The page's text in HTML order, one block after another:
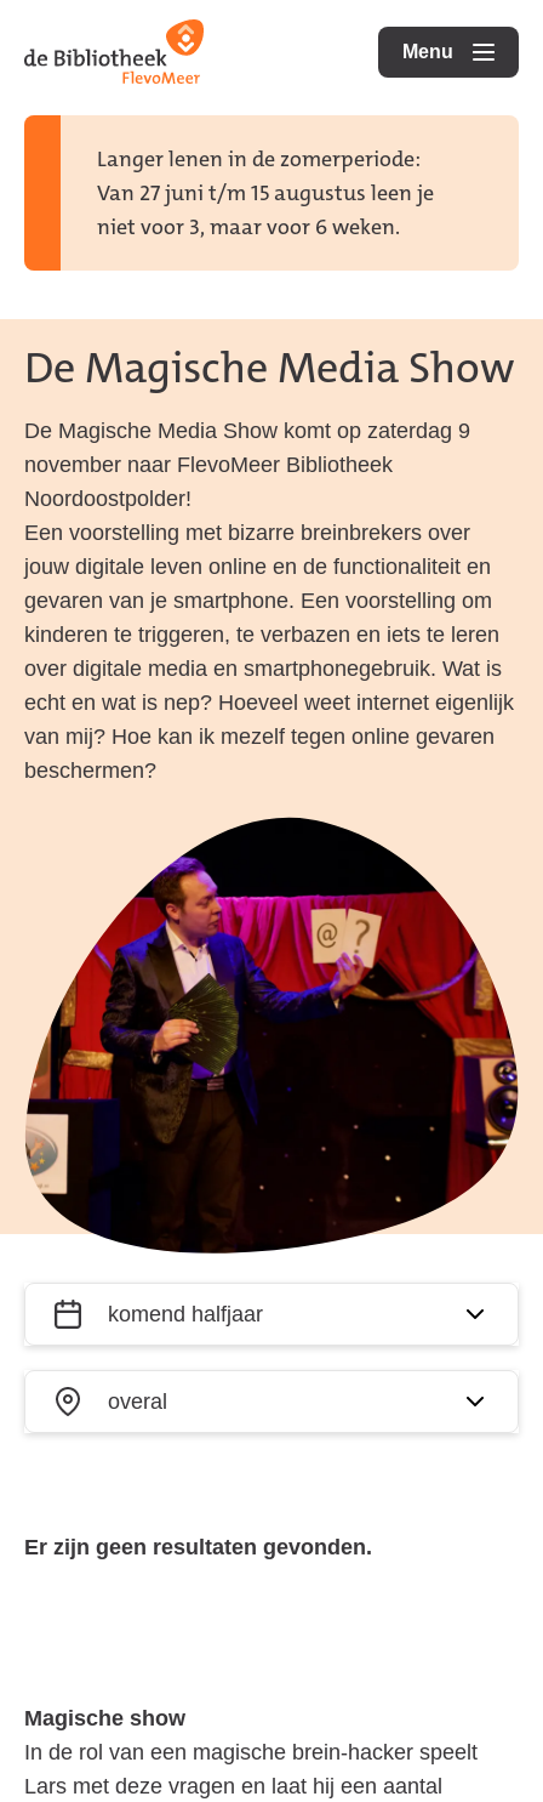
direct
direct
naar
Menu
openen
Langer lenen in de zomerperiode:
Van 27 juni t/m 15 augustus leen je
niet voor 3, maar voor 6 weken.
De Magische Media Show
De Magische Media Show komt op zaterdag 9
november naar FlevoMeer Bibliotheek
Noordoostpolder!
Een voorstelling met bizarre breinbrekers over
jouw digitale leven online en de functionaliteit en
gevaren van je smartphone. Een voorstelling om
kinderen te triggeren, te verbazen en iets te leren
over digitale media en smartphonegebruik. Wat is
echt en wat is nep? Hoeveel weet internet eigenlijk
van mij? Hoe kan ik mezelf tegen online gevaren
beschermen?
Filter
activiteiten
op datum
en plaats
Wanneer?
Waar?
Er zijn geen resultaten gevonden.
Magische show
In de rol van een magische brein-hacker speelt
Lars met deze vragen en laat hij een aantal